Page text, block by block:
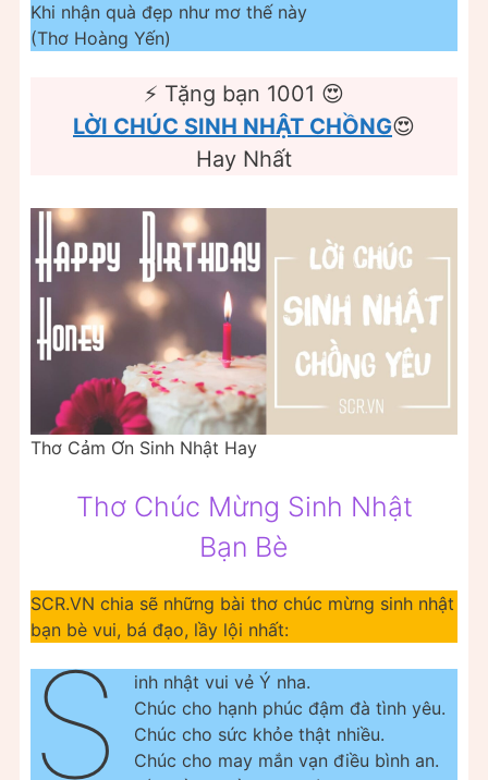
Khi nhận quà đẹp như mơ thế này
(Thơ Hoàng Yến)
⚡️ Tặng bạn 1001 😍
LỜI CHÚC SINH NHẬT CHỒNG😍
Hay Nhất
Thơ Cảm Ơn Sinh Nhật Hay
Thơ Chúc Mừng Sinh Nhật
Bạn Bè
SCR.VN chia sẽ những bài thơ chúc mừng sinh nhật
bạn bè vui, bá đạo, lầy lội nhất:
S
inh nhật vui vẻ Ý nha.
Chúc cho hạnh phúc đậm đà tình yêu.
Chúc cho sức khỏe thật nhiều.
Chúc cho may mắn vạn điều bình an.